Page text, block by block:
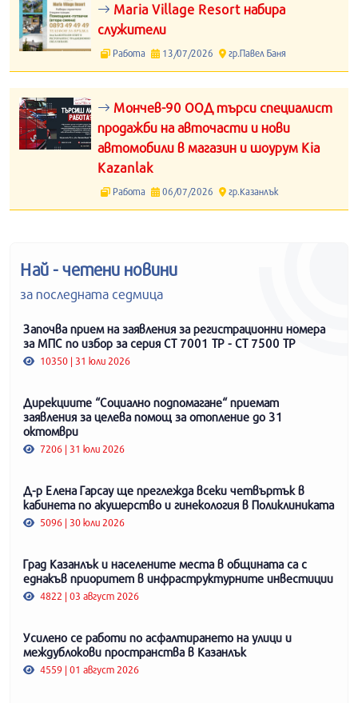
Maria Village Resort набира
служители
Работа 13/07/2026 гр.Павел Баня
Мончев-90 ООД търси специалист
продажби на авточасти и нови
автомобили в магазин и шоурум Kia
Kazanlak
Работа 06/07/2026 гр.Казанлък
Най - четени новини
за последната седмица
Започва прием на заявления за регистрационни номера
за МПС по избор за серия СТ 7001 ТР - СТ 7500 ТР
10350 | 31 юли 2026
Дирекциите “Социално подпомагане“ приемат
заявления за целева помощ за отопление до 31
октомври
7206 | 31 юли 2026
Д-р Елена Гарсау ще преглежда всеки четвъртък в
кабинета по акушерство и гинекология в Поликлиниката
5096 | 30 юли 2026
Град Казанлък и населените места в общината са с
еднакъв приоритет в инфраструктурните инвестиции
4822 | 03 август 2026
Усилено се работи по асфалтирането на улици и
междублокови пространства в Казанлък
4559 | 01 август 2026